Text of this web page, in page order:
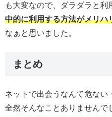
も大変なので、ダラダラと利
中的に利用する方法がメリハ
なぁと思いました。
まとめ
ネットで出会うなんて危ない
全然そんなことありませんで